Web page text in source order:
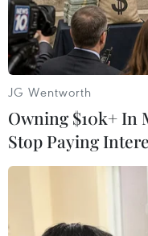
#tuyển thẳng vào lớp 10
#điều kiện tuyển thẳng
TP. Hà Nội
JG Wentworth
Owning $10k+ In
Stop Paying